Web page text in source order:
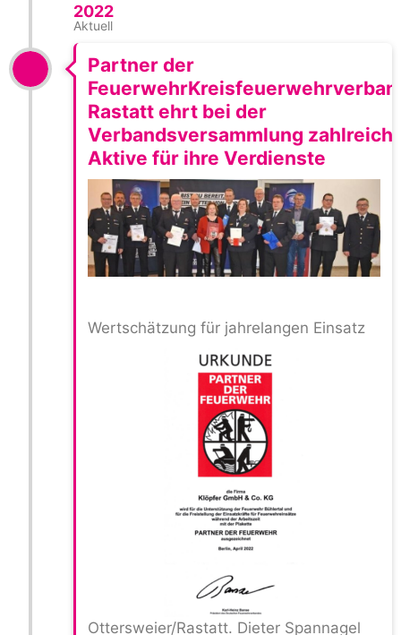
2022
Aktuell
Partner der
Rastatt ehrt bei der
Verbandsversammlung
Aktive für ihre Verdienste
Wertschätzung für jahrelangen Einsatz
Ottersweier/Rastatt. Dieter Spannagel